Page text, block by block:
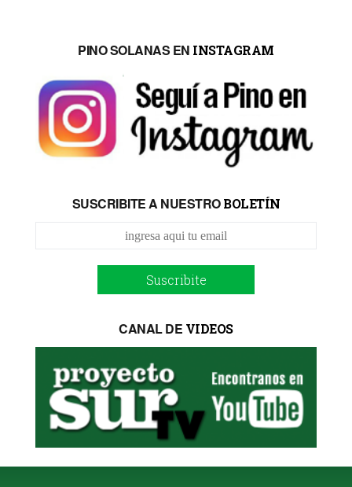
PINO SOLANAS EN INSTAGRAM
SUSCRIBITE A NUESTROBOLETÍN
Suscribite
CANAL DE VIDEOS